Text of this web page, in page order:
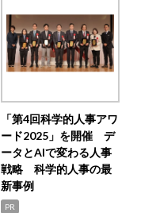
「第4回科学的人事アワ
ード2025」を開催 デ
ータとAIで変わる人事
戦略 科学的人事の最
新事例
PR